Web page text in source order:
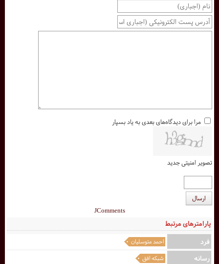
پارامترهای مرتبط
فرد
احمد متوسلیان
رسانه شبکه افق
مرا برای دیدگاه‌های بعدی به یاد بسپار
تصویر امنیتی جدید
ارسال
JComments